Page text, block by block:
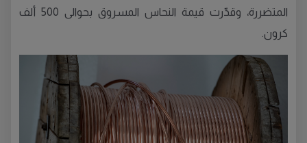
المتضررة، وقدّرت قيمة النحاس المسروق بحوالى 500 ألف
كرون.